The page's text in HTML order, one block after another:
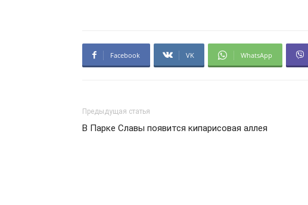
Facebook VK WhatsApp
Предыдущая статья
В Парке Славы появится кипарисовая аллея